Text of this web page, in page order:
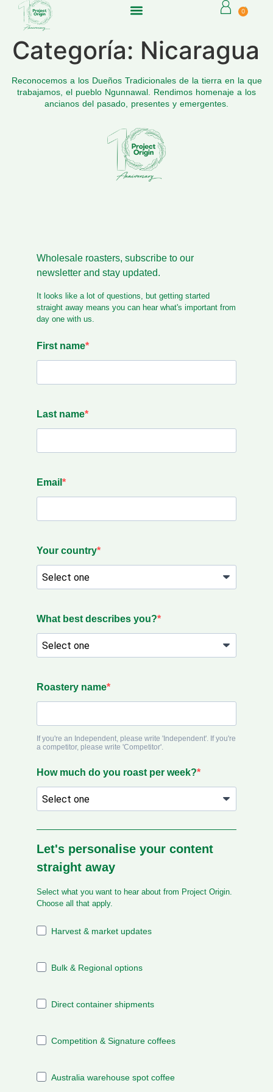
0
Categoría: Nicaragua
Reconocemos a los Dueños Tradicionales de la tierra en la que
trabajamos, el pueblo Ngunnawal. Rendimos homenaje a los
ancianos del pasado, presentes y emergentes.